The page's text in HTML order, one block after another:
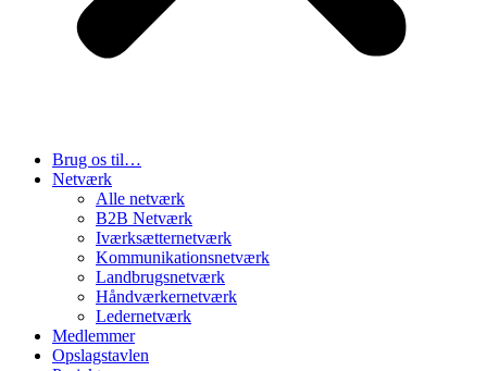
Brug os til…
Netværk
Alle netværk
B2B Netværk
Iværksætternetværk
Kommunikationsnetværk
Landbrugsnetværk
Håndværkernetværk
Ledernetværk
Medlemmer
Opslagstavlen